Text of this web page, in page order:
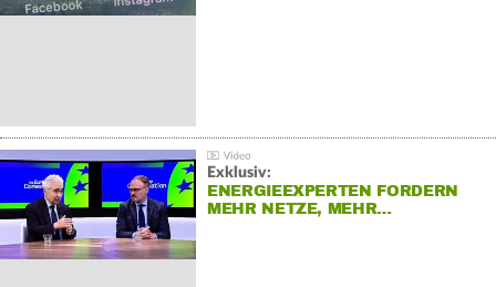
Exklusiv:
ENERGIEEXPERTEN FORDERN
MEHR NETZE, MEHR…